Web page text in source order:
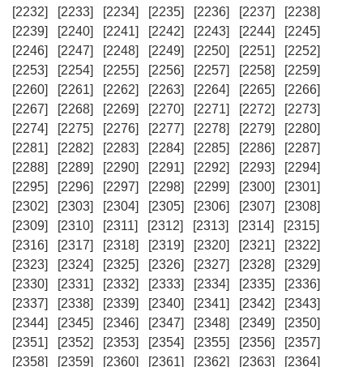
[2232]
[2233] [2234] [2235] [2236] [2237]
[2238]
[2239]
[2240] [2241] [2242] [2243] [2244]
[2245]
[2246]
[2247] [2248] [2249] [2250] [2251]
[2252]
[2253]
[2254] [2255] [2256] [2257] [2258]
[2259]
[2260]
[2261] [2262] [2263] [2264] [2265]
[2266]
[2267]
[2268] [2269] [2270] [2271] [2272]
[2273]
[2274]
[2275] [2276] [2277] [2278] [2279]
[2280]
[2281]
[2282] [2283] [2284] [2285] [2286]
[2287]
[2288]
[2289] [2290] [2291] [2292] [2293]
[2294]
[2295]
[2296] [2297] [2298] [2299] [2300]
[2301]
[2302]
[2303] [2304] [2305] [2306] [2307]
[2308]
[2309]
[2310] [2311] [2312] [2313] [2314]
[2315]
[2316]
[2317] [2318] [2319] [2320] [2321]
[2322]
[2323]
[2324] [2325] [2326] [2327] [2328]
[2329]
[2330]
[2331] [2332] [2333] [2334] [2335]
[2336]
[2337]
[2338] [2339] [2340] [2341] [2342]
[2343]
[2344]
[2345] [2346] [2347] [2348] [2349]
[2350]
[2351]
[2352] [2353] [2354] [2355] [2356]
[2357]
[2358]
[2359] [2360] [2361] [2362] [2363]
[2364]